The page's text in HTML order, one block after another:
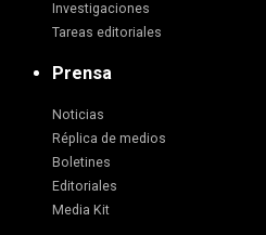
Investigaciones
Tareas editoriales
Prensa
Noticias
Réplica de medios
Boletines
Editoriales
Media Kit